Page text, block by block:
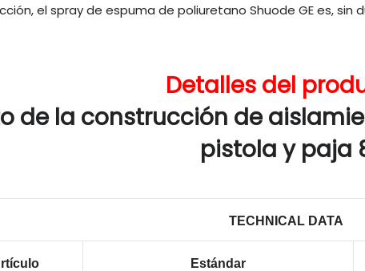
el spray de espuma de poliuretano Shuode GE es, sin
Detalles del
TECHNICAL DATA
Estándar